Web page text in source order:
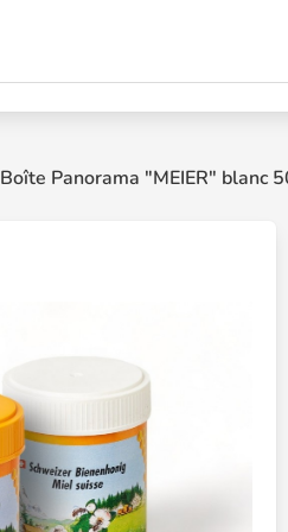
Boîte Panorama "MEIER" blanc